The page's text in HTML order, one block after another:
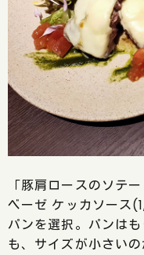
「豚肩ロースのソテ
ベーゼ ケッカソース
パンを選択。パンは
も、サイズが小さいの